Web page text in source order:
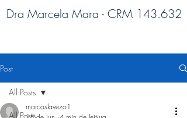
Dra Marcela Mara - CRM 143.632
Post
All Posts
All Posts
marcoslavezo1